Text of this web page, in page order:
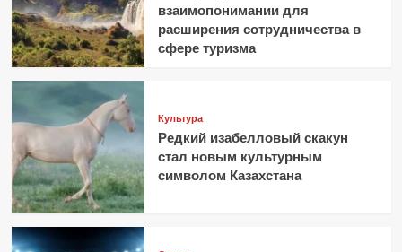
взаимопонимании для
расширения сотрудничества в
сфере туризма
Культура
Редкий изабелловый скакун
стал новым культурным
символом Казахстана